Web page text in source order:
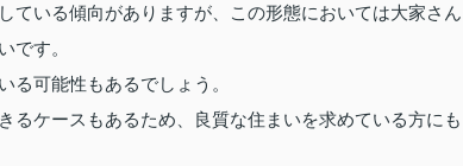
ている傾向がありますが、この形態においては大家さん
です。
る可能性もあるでしょう。
るケースもあるため、良質な住まいを求めている方にも